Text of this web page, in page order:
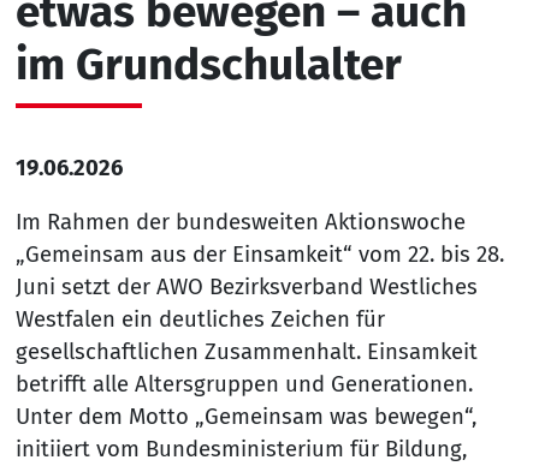
etwas bewegen – auch
im Grundschulalter
19.06.2026
Im Rahmen der bundesweiten Aktionswoche
„Gemeinsam aus der Einsamkeit“ vom 22. bis 28.
Juni setzt der AWO Bezirksverband Westliches
Westfalen ein deutliches Zeichen für
gesellschaftlichen Zusammenhalt. Einsamkeit
betrifft alle Altersgruppen und Generationen.
Unter dem Motto „Gemeinsam was bewegen“,
initiiert vom Bundesministerium für Bildung,